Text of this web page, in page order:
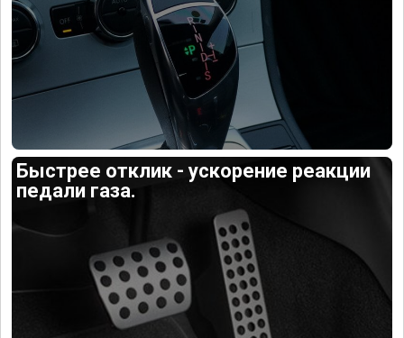
Быстрее отклик - ускорение реакции
педали газа.